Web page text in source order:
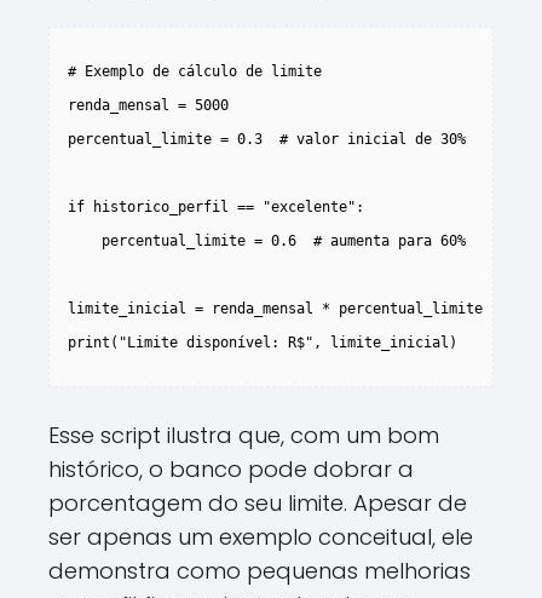
# Exemplo de cálculo de limite
renda_mensal = 5000
percentual_limite = 0.3  # valor inicial de 30%
if historico_perfil == "excelente":
    percentual_limite = 0.6  # aumenta para 60%
limite_inicial = renda_mensal * percentual_limite
print("Limite disponível: R$", limite_inicial)
Esse script ilustra que, com um bom
histórico, o banco pode dobrar a
porcentagem do seu limite. Apesar de
ser apenas um exemplo conceitual, ele
demonstra como pequenas melhorias